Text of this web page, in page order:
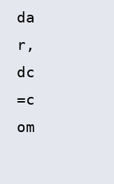
da
r,
dc
=c
om